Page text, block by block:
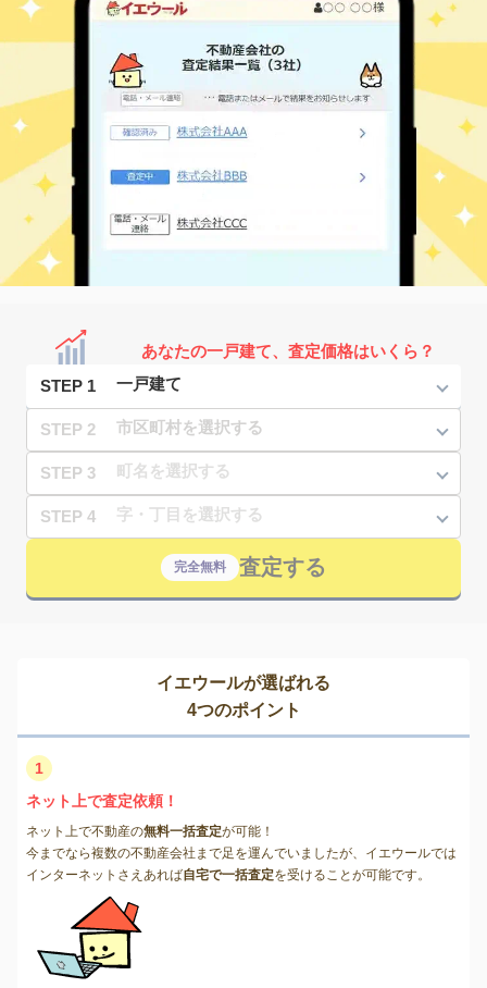
あなたの一戸建て、査定価格はいくら？
STEP 1
STEP 2
STEP 3
STEP 4
完全無料 査定する
イエウールが選ばれる
4つのポイント
1
ネット上で査定依頼！
ネット上で不動産の無料一括査定が可能！
今までなら複数の不動産会社まで足を運んでいましたが、イエウールでは
インターネットさえあれば自宅で一括査定を受けることが可能です。